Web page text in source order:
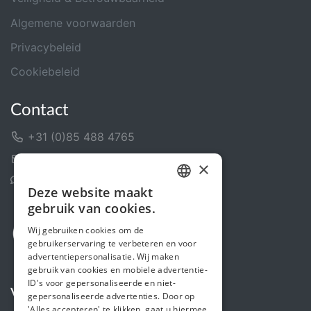
Algemene voorwaarden
Privacybeleid
Cookiebeleid
Contact
+31 (0)85 488 4765
Volg ons
ENGLISH
×
Deze website maakt
gebruik van cookies.
Wij gebruiken cookies om de
gebruikerservaring te verbeteren en voor
advertentiepersonalisatie. Wij maken
gebruik van cookies en mobiele advertentie-
ID's voor gepersonaliseerde en niet-
gepersonaliseerde advertenties. Door op